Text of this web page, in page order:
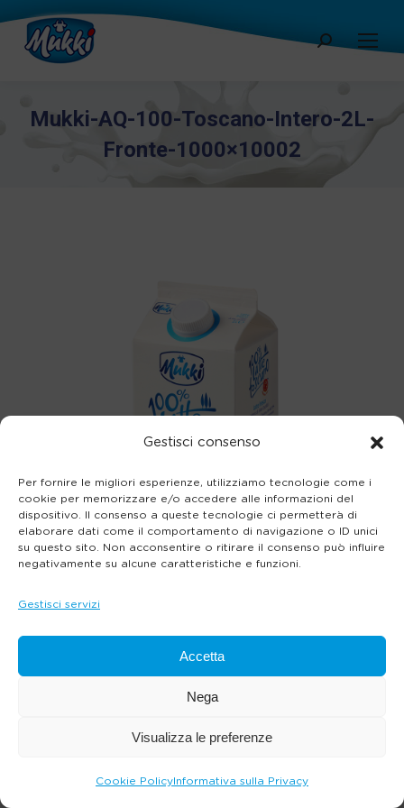
Gestisci consenso
Per fornire le migliori esperienze, utilizziamo tecnologie come i
cookie per memorizzare e/o accedere alle informazioni del
dispositivo. Il consenso a queste tecnologie ci permetterà di
elaborare dati come il comportamento di navigazione o ID unici
su questo sito. Non acconsentire o ritirare il consenso può influire
negativamente su alcune caratteristiche e funzioni.
Gestisci servizi
Accetta
Nega
Visualizza le preferenze
Cookie PolicyInformativa sulla Privacy
Cerca:
Mukki-AQ-100-Toscano-Intero-2L-
Fronte-1000×10002